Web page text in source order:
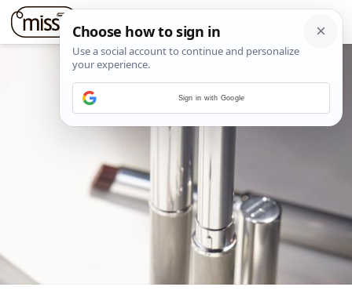
Sign in with Google